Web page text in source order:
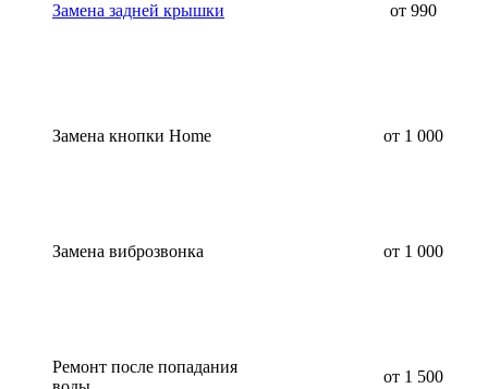
Замена задней крышки от 990
Замена кнопки Home от 1 000
Замена виброзвонка от 1 000
Ремонт после попадания
от 1 500